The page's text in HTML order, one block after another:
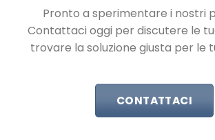
Pronto a sperimentare i nostri
Contattaci oggi per discutere le
trovare la soluzione giusta per le
CONTATTACI